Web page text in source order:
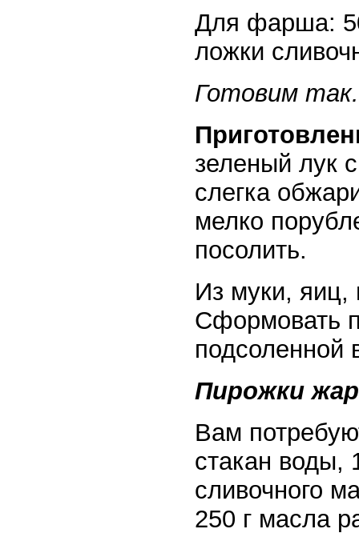
Для фарша:
ложки
Готовим так.
зеленый лук
слегка
мелко
посолить.
Из муки, яиц,
Сформовать
подсоленной
Пирожки
Вам
стакан воды,
сливочного
250 г масла